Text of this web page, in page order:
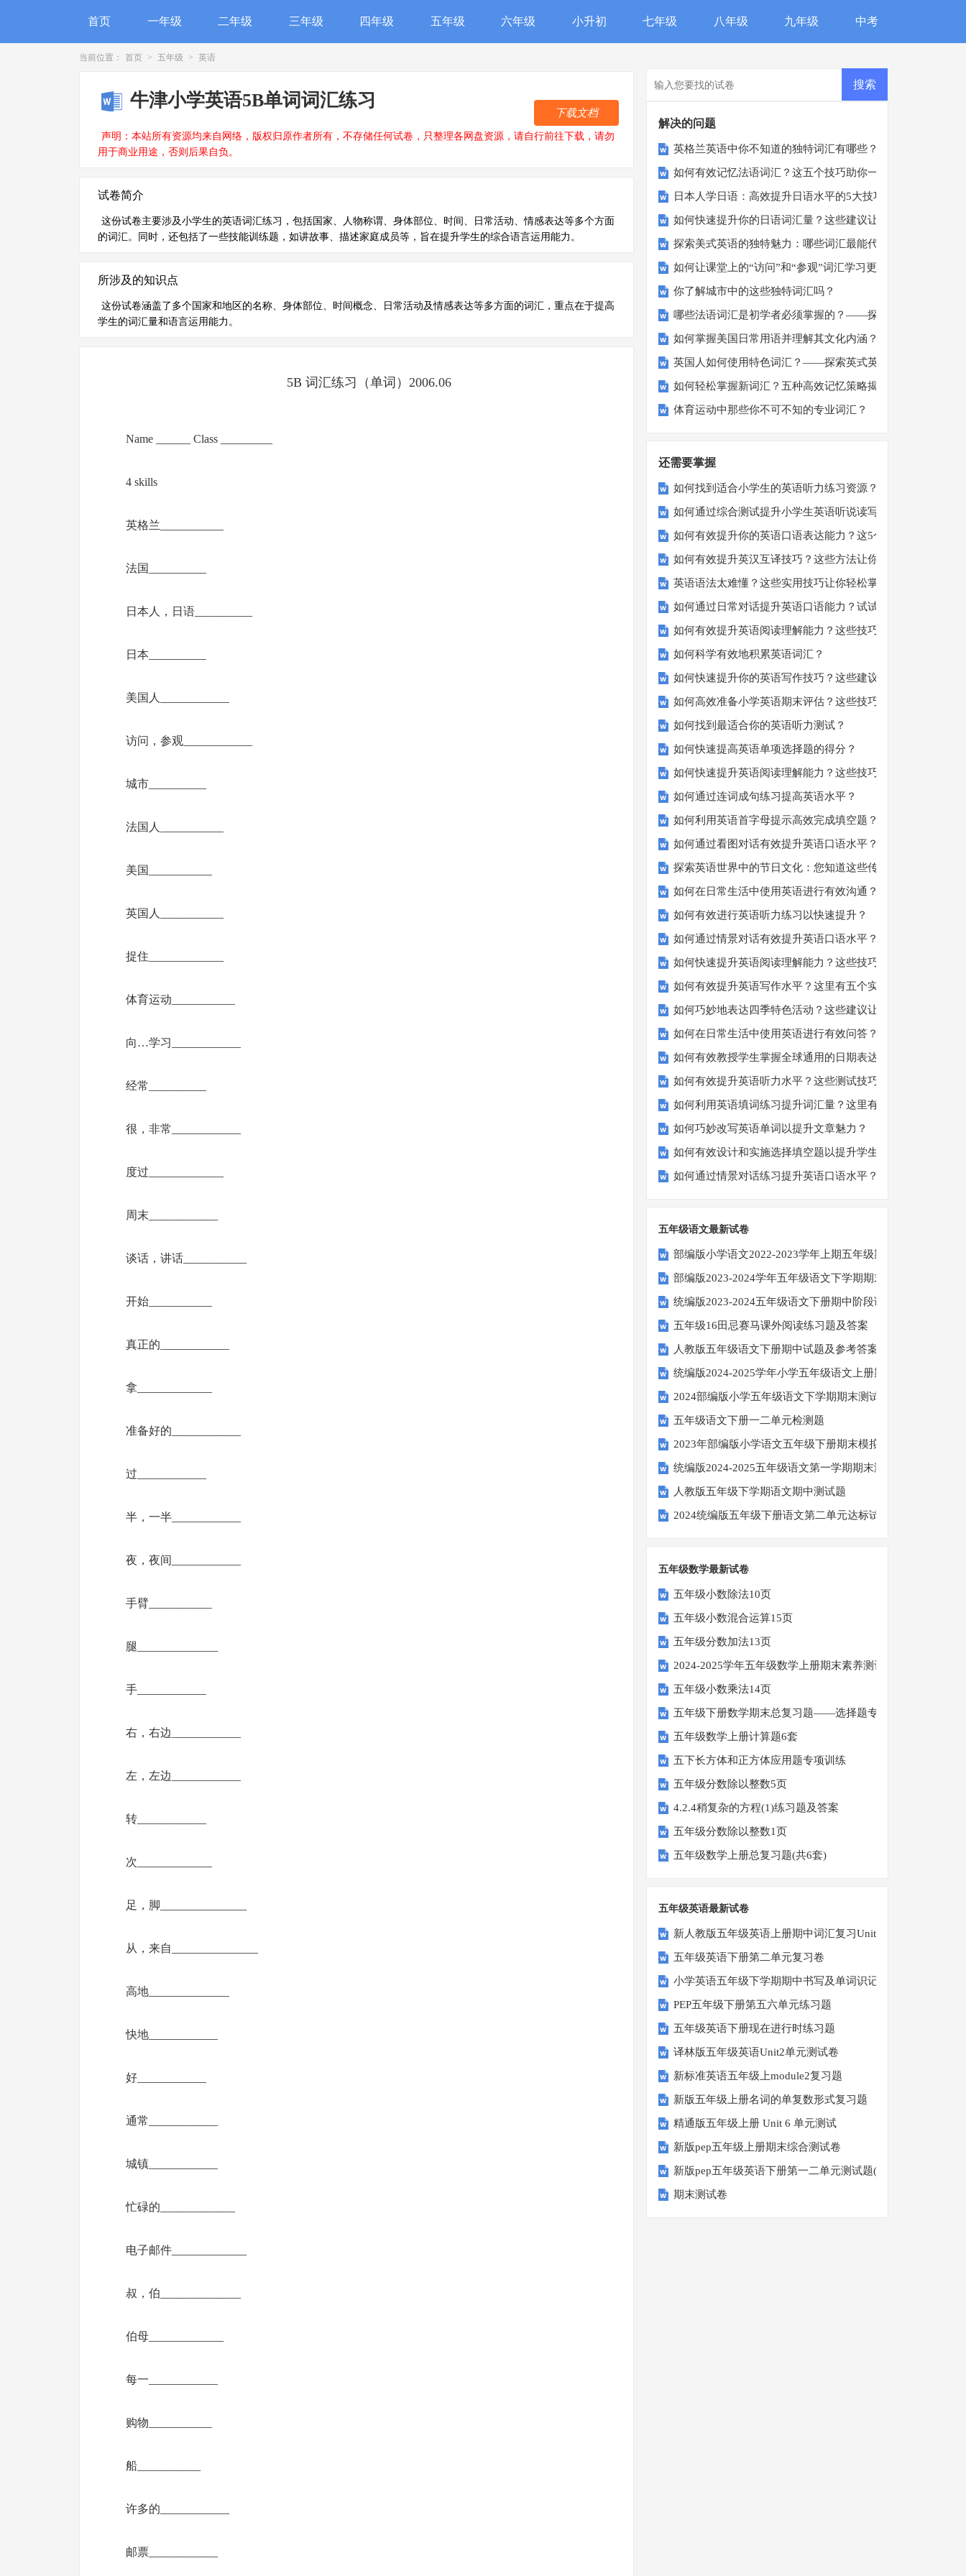
首页 一年级 二年级 三年级 四年级 五年级 六年级 小升初 七年级 八年级 九年级 中考
当前位置： 首页 > 五年级 > 英语
牛津小学英语5B单词词汇练习
声明：本站所有资源均来自网络，版权归原作者所有，不存储任何试卷，只整理各网盘资源，请自行前往下载，请勿
用于商业用途，否则后果自负。
下载文档
试卷简介
这份试卷主要涉及小学生的英语词汇练习，包括国家、人物称谓、身体部位、时间、日常活动、情感表达等多个方面
的词汇。同时，还包括了一些技能训练题，如讲故事、描述家庭成员等，旨在提升学生的综合语言运用能力。
所涉及的知识点
这份试卷涵盖了多个国家和地区的名称、身体部位、时间概念、日常活动及情感表达等多方面的词汇，重点在于提高
学生的词汇量和语言运用能力。
5B 词汇练习（单词）2006.06
Name ______ Class _________
4 skills
英格兰___________
法国__________
日本人，日语__________
日本__________
美国人____________
访问，参观____________
城市__________
法国人___________
美国___________
英国人___________
捉住_____________
体育运动___________
向…学习____________
经常__________
很，非常____________
度过_____________
周末____________
谈话，讲话___________
开始___________
真正的____________
拿_____________
准备好的____________
过____________
半，一半____________
夜，夜间____________
手臂___________
腿______________
手____________
右，右边____________
左，左边____________
转____________
次_____________
足，脚_______________
从，来自_______________
高地______________
快地____________
好____________
通常____________
城镇____________
忙碌的_____________
电子邮件_____________
叔，伯______________
伯母_____________
每一____________
购物___________
船___________
许多的____________
邮票____________
解决的问题
英格兰英语中你不知道的独特词汇有哪些？
如何有效记忆法语词汇？这五个技巧助你一臂之力！
日本人学日语：高效提升日语水平的5大技巧
如何快速提升你的日语词汇量？这些建议让你事半功倍！
探索美式英语的独特魅力：哪些词汇最能代表美国文化？
如何让课堂上的“访问”和“参观”词汇学习更有趣？
你了解城市中的这些独特词汇吗？
哪些法语词汇是初学者必须掌握的？——探索日常生活中的
如何掌握美国日常用语并理解其文化内涵？
英国人如何使用特色词汇？——探索英式英语中的独特表达
如何轻松掌握新词汇？五种高效记忆策略揭秘
体育运动中那些你不可不知的专业词汇？
还需要掌握
如何找到适合小学生的英语听力练习资源？
如何通过综合测试提升小学生英语听说读写技能？
如何有效提升你的英语口语表达能力？这5个技巧让你说一口
如何有效提升英汉互译技巧？这些方法让你翻译更精准！
英语语法太难懂？这些实用技巧让你轻松掌握！
如何通过日常对话提升英语口语能力？试试这5个方法！
如何有效提升英语阅读理解能力？这些技巧让你事半功倍！
如何科学有效地积累英语词汇？
如何快速提升你的英语写作技巧？这些建议助你一臂之力
如何高效准备小学英语期末评估？这些技巧助你轻松过关！
如何找到最适合你的英语听力测试？
如何快速提高英语单项选择题的得分？
如何快速提升英语阅读理解能力？这些技巧你必须知道！
如何通过连词成句练习提高英语水平？
如何利用英语首字母提示高效完成填空题？
如何通过看图对话有效提升英语口语水平？
探索英语世界中的节日文化：您知道这些传统吗？
如何在日常生活中使用英语进行有效沟通？——实用英语口
如何有效进行英语听力练习以快速提升？
如何通过情景对话有效提升英语口语水平？
如何快速提升英语阅读理解能力？这些技巧你必须知道！
如何有效提升英语写作水平？这里有五个实用建议！
如何巧妙地表达四季特色活动？这些建议让您的活动更加丰
如何在日常生活中使用英语进行有效问答？——实用技巧分享
如何有效教授学生掌握全球通用的日期表达？
如何有效提升英语听力水平？这些测试技巧要知道！
如何利用英语填词练习提升词汇量？这里有5个高效方法值得
如何巧妙改写英语单词以提升文章魅力？
如何有效设计和实施选择填空题以提升学生学习效果？
如何通过情景对话练习提升英语口语水平？
五年级语文最新试卷
部编版小学语文2022-2023学年上期五年级期末试题
部编版2023-2024学年五年级语文下学期期末考前质量冲刺卷
统编版2023-2024五年级语文下册期中阶段调研卷
五年级16田忌赛马课外阅读练习题及答案
人教版五年级语文下册期中试题及参考答案
统编版2024-2025学年小学五年级语文上册期中试卷
2024部编版小学五年级语文下学期期末测试卷
五年级语文下册一二单元检测题
2023年部编版小学语文五年级下册期末模拟题
统编版2024-2025五年级语文第一学期期末测试卷
人教版五年级下学期语文期中测试题
2024统编版五年级下册语文第二单元达标试题
五年级数学最新试卷
五年级小数除法10页
五年级小数混合运算15页
五年级分数加法13页
2024-2025学年五年级数学上册期末素养测评卷（考试版A4
五年级小数乘法14页
五年级下册数学期末总复习题——选择题专项练习
五年级数学上册计算题6套
五下长方体和正方体应用题专项训练
五年级分数除以整数5页
4.2.4稍复杂的方程(1)练习题及答案
五年级分数除以整数1页
五年级数学上册总复习题(共6套)
五年级英语最新试卷
新人教版五年级英语上册期中词汇复习Unit1-Unit3
五年级英语下册第二单元复习卷
小学英语五年级下学期期中书写及单词识记测试卷
PEP五年级下册第五六单元练习题
五年级英语下册现在进行时练习题
译林版五年级英语Unit2单元测试卷
新标准英语五年级上module2复习题
新版五年级上册名词的单复数形式复习题
精通版五年级上册 Unit 6 单元测试
新版pep五年级上册期末综合测试卷
新版pep五年级英语下册第一二单元测试题(Unit1-Unit2)
期末测试卷